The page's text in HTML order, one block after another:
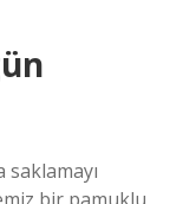
saklamayı